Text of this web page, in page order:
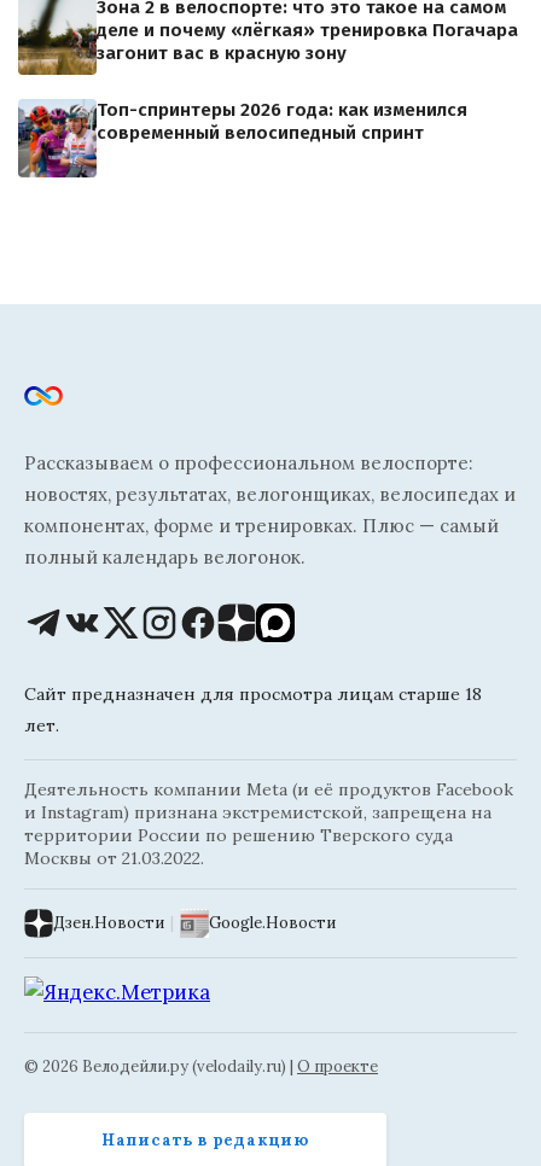
Зона 2 в велоспорте: что это такое на самом
деле и почему «лёгкая» тренировка Погачара
загонит вас в красную зону
Топ-спринтеры 2026 года: как изменился
современный велосипедный спринт
Рассказываем о профессиональном велоспорте:
новостях, результатах, велогонщиках, велосипедах и
компонентах, форме и тренировках. Плюс — самый
полный календарь велогонок.
Сайт предназначен для просмотра лицам старше 18
лет.
Деятельность компании Meta (и её продуктов Facebook
и Instagram) признана экстремистской, запрещена на
территории России по решению Тверского суда
Москвы от 21.03.2022.
Дзен.Новости | Google.Новости
© 2026 Велодейли.ру (velodaily.ru) | О проекте
Написать в редакцию